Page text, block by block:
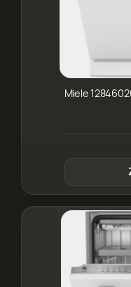
Miele